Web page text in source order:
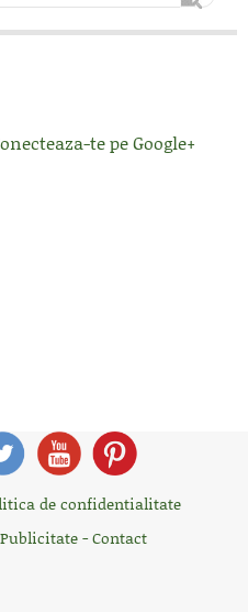
te pe Google+
de confidentialitate
Publicitate - Contact